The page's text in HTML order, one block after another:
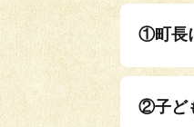
①町長
②子ど